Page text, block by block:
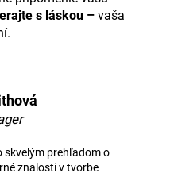
s láskou – vaša
skvelým prehľadom o
znalosti v tvorbe